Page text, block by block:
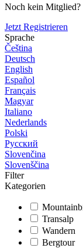
Noch kein Mitglied?
Jetzt Registrieren
Sprache
Čeština
Deutsch
English
Español
Français
Magyar
Italiano
Nederlands
Polski
Русский
Slovenčina
Slovenščina
Filter
Kategorien
Transalp
Wandern
Bergtour